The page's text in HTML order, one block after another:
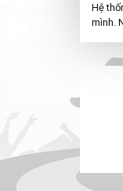
Hệ
mình.